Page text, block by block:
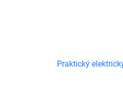
Praktický